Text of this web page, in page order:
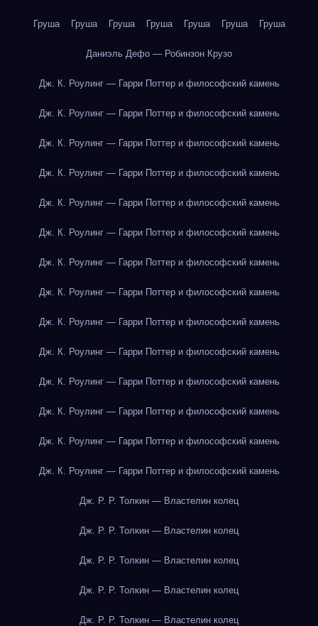
Груша Груша Груша Груша Груша Груша Груша
Даниэль Дефо — Робинзон Крузо
Дж. К. Роулинг — Гарри Поттер и философский камень
Дж. К. Роулинг — Гарри Поттер и философский камень
Дж. К. Роулинг — Гарри Поттер и философский камень
Дж. К. Роулинг — Гарри Поттер и философский камень
Дж. К. Роулинг — Гарри Поттер и философский камень
Дж. К. Роулинг — Гарри Поттер и философский камень
Дж. К. Роулинг — Гарри Поттер и философский камень
Дж. К. Роулинг — Гарри Поттер и философский камень
Дж. К. Роулинг — Гарри Поттер и философский камень
Дж. К. Роулинг — Гарри Поттер и философский камень
Дж. К. Роулинг — Гарри Поттер и философский камень
Дж. К. Роулинг — Гарри Поттер и философский камень
Дж. К. Роулинг — Гарри Поттер и философский камень
Дж. К. Роулинг — Гарри Поттер и философский камень
Дж. Р. Р. Толкин — Властелин колец
Дж. Р. Р. Толкин — Властелин колец
Дж. Р. Р. Толкин — Властелин колец
Дж. Р. Р. Толкин — Властелин колец
Дж. Р. Р. Толкин — Властелин колец